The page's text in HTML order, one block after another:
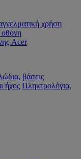
χρήση
Acer
βάσεις
ήχος Πληκτρολόγια,